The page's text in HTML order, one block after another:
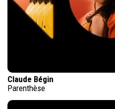
Claude Bégin
Parenthèse